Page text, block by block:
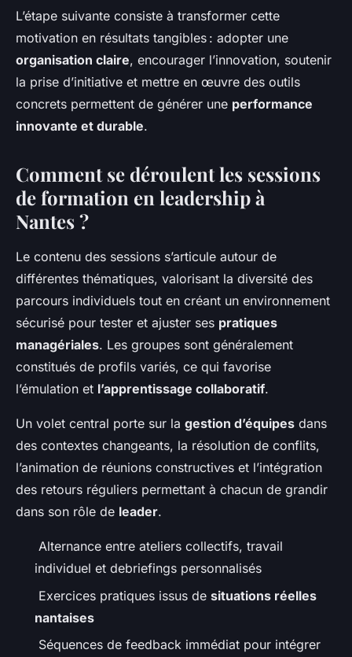
L’étape suivante consiste à transformer cette
motivation en résultats tangibles : adopter une
organisation claire, encourager l’innovation, soutenir
la prise d’initiative et mettre en œuvre des outils
concrets permettent de générer une performance
innovante et durable.
Comment se déroulent les sessions
de formation en leadership à
Nantes ?
Le contenu des sessions s’articule autour de
différentes thématiques, valorisant la diversité des
parcours individuels tout en créant un environnement
sécurisé pour tester et ajuster ses pratiques
managériales. Les groupes sont généralement
constitués de profils variés, ce qui favorise
l’émulation et l’apprentissage collaboratif.
Un volet central porte sur la gestion d’équipes dans
des contextes changeants, la résolution de conflits,
l’animation de réunions constructives et l’intégration
des retours réguliers permettant à chacun de grandir
dans son rôle de leader.
Alternance entre ateliers collectifs, travail
individuel et debriefings personnalisés
Exercices pratiques issus de situations réelles
nantaises
Séquences de feedback immédiat pour intégrer